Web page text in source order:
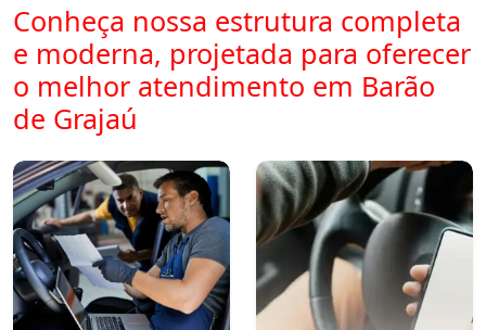
Conheça nossa estrutura completa
e moderna, projetada para oferecer
o melhor atendimento em Barão
de Grajaú